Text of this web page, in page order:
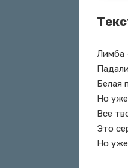
Лимба
Белая
Но
Все
Это
Но